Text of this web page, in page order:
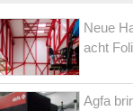
Neue
acht
Agfa